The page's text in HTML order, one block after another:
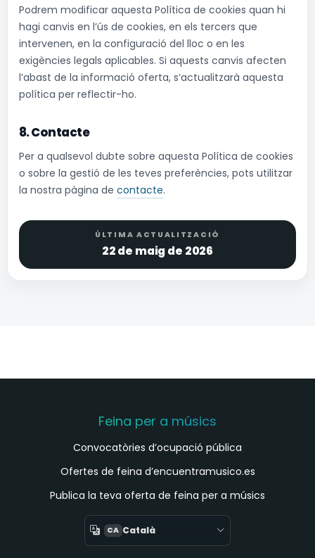
Podrem modificar aquesta Política de cookies quan hi
hagi canvis en l’ús de cookies, en els tercers que
intervenen, en la configuració del lloc o en les
exigències legals aplicables. Si aquests canvis afecten
l’abast de la informació oferta, s’actualitzarà aquesta
política per reflectir-ho.
8. Contacte
Per a qualsevol dubte sobre aquesta Política de cookies
o sobre la gestió de les teves preferències, pots utilitzar
la nostra pàgina de contacte.
ÚLTIMA ACTUALITZACIÓ
22 de maig de 2026
Feina per a músics
Convocatòries d’ocupació pública
Ofertes de feina d’encuentramusico.es
Publica la teva oferta de feina per a músics
CA Català